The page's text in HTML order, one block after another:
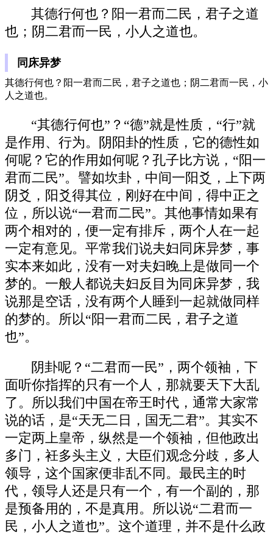
其德行何也？阳一君而二民，君子之道
也；阴二君而一民，小人之道也。
同床异梦
其德行何也？阳一君而二民，君子之道也；阴二君而一民，小
人之道也。
“其德行何也”？“德”就是性质，“行”就
是作用、行为。阴阳卦的性质，它的德性如
何呢？它的作用如何呢？孔子比方说，“阳一
君而二民”。譬如坎卦，中间一阳爻，上下两
阴爻，阳爻得其位，刚好在中间，得中正之
位，所以说“一君而二民”。其他事情如果有
两个相对的，便一定有排斥，两个人在一起
一定有意见。平常我们说夫妇同床异梦，事
实本来如此，没有一对夫妇晚上是做同一个
梦的。一般人都说夫妇反目为同床异梦，我
说那是空话，没有两个人睡到一起就做同样
的梦的。所以“阳一君而二民，君子之道
也”。
阴卦呢？“二君而一民”，两个领袖，下
面听你指挥的只有一个人，那就要天下大乱
了。所以我们中国在帝王时代，通常大家常
说的话，是“天无二日，国无二君”。其实不
一定两上皇帝，纵然是一个领袖，但他政出
多门，衽多头主义，大臣们观念分歧，多人
领导，这个国家便非乱不同。最民主的时
代，领导人还是只有一个，有一个副的，那
是预备用的，不是真用。所以说“二君而一
民，小人之道也”。这个道理，并不是什么政